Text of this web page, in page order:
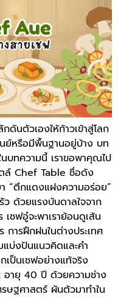
นตัวเองให้ก้าวเข้าสู่โลก
นย์หรือมีพื้นฐานอยู่บ้าง บท
บทความนี้ เราขอพาคุณไป
ตล์ Chef Table ชื่อดัง
“ตึกแดงแฝงความอร่อย”
ว ด้วยแรงบันดาลใจจาก
เชฟอู๋จะพาเราย้อนดูเส้น
การฝึกฝนในต่างประเทศ
บ่งปันแนวคิดและคำ
เป็นเชฟอย่างแท้จริง
ายุ 40 ปี ด้วยความช่าง
ษฐศาสตร์ ผันตัวมาทำใน